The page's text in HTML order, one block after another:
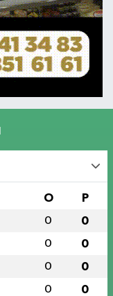
O P
0 0
0 0
0 0
0 0